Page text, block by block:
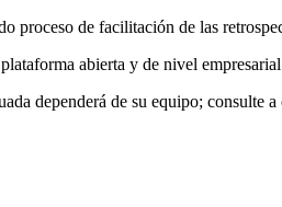
proceso de facilitación de las
abierta y de nivel
dependerá de su equipo; consulte